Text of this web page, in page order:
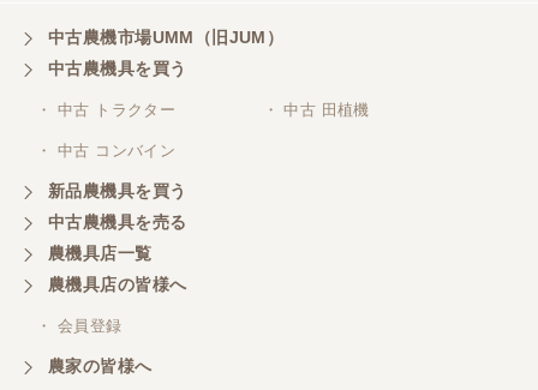
中古農機市場UMM（旧JUM）
中古農機具を買う
・ 中古 トラクター ・ 中古 田植機
・ 中古 コンバイン
新品農機具を買う
中古農機具を売る
農機具店一覧
農機具店の皆様へ
・ 会員登録
農家の皆様へ